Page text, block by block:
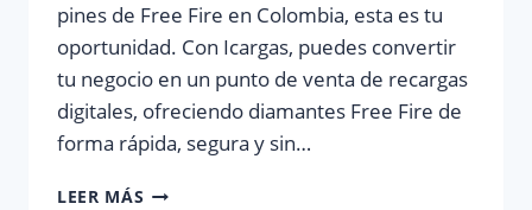
pines de Free Fire en Colombia, esta es tu
oportunidad. Con Icargas, puedes convertir
tu negocio en un punto de venta de recargas
digitales, ofreciendo diamantes Free Fire de
forma rápida, segura y sin…
LEER MÁS